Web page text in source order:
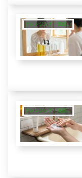
クレンジング・洗顔・ピーリング
クレンジング・洗顔・ピーリング